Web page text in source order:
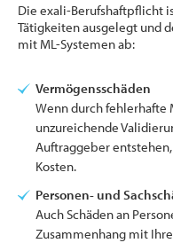
Die exali-Berufshaftpflicht
Tätigkeiten ausgelegt und
mit ML-Systemen ab:
Vermögensschäden
Wenn durch fehlerhafte
unzureichende
Auftraggeber
Kosten.
Personen- und
Auch Schäden an
Zusammenhang mit